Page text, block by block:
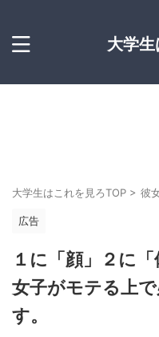
大学
大学生はこれを見ろTOP > 彼
広告
１に「顔」２に
女子がモテる上
す。